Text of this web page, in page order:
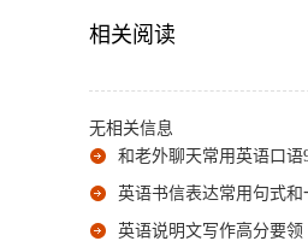
相关阅读
无相关信息
和老外聊天常用英语口语
英语书信表达常用句式和
英语说明文写作高分要领